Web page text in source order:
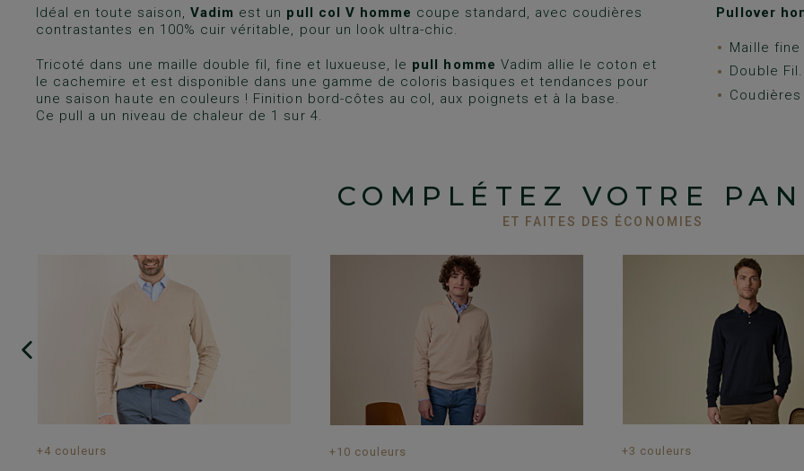
Idéal en toute saison, Vadim est un pull col V homme coupe standard, avec coudières
contrastantes en 100% cuir véritable, pour un look ultra-chic.
Tricoté dans une maille double fil, fine et luxueuse, le pull homme Vadim allie le coton et
le cachemire et est disponible dans une gamme de coloris basiques et tendances pour
une saison haute en couleurs ! Finition bord-côtes au col, aux poignets et à la base.
Ce pull a un niveau de chaleur de 1 sur 4.
Pullover
Maille fine
Double Fil.
COMPLÉTEZ VOTRE
ET FAITES DES ÉCONOMIES
+4 couleurs +10 couleurs +3 couleurs